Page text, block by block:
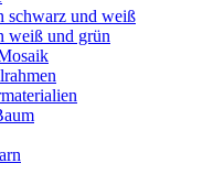
schwarz und weiß
weiß und grün